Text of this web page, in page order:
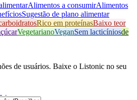
Alimentos a consumirAlimentos
Sugestão de plano alimentar
Rico em proteínasBaixo teor
VegetarianoVeganSem lacticíniosde
de usuários. Baixe o Listonic no seu